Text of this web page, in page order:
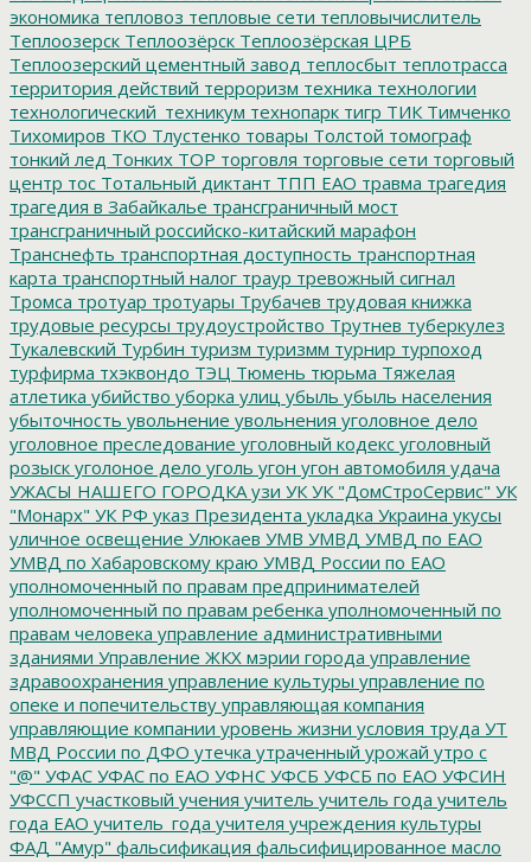
экономика тепловоз тепловые сети тепловычислитель
Теплоозерск Теплоозёрск Теплоозёрская ЦРБ
Теплоозерский цементный завод теплосбыт теплотрасса
территория действий терроризм техника технологии
технологический_техникум технопарк тигр ТИК Тимченко
Тихомиров ТКО Тлустенко товары Толстой томограф
тонкий лед Тонких ТОР торговля торговые сети торговый
центр тос Тотальный диктант ТПП ЕАО травма трагедия
трагедия в Забайкалье трансграничный мост
трансграничный российско-китайский марафон
Транснефть транспортная доступность транспортная
карта транспортный налог траур тревожный сигнал
Тромса тротуар тротуары Трубачев трудовая книжка
трудовые ресурсы трудоустройство Трутнев туберкулез
Тукалевский Турбин туризм туризмм турнир турпоход
турфирма тхэквондо ТЭЦ Тюмень тюрьма Тяжелая
атлетика убийство уборка улиц убыль убыль населения
убыточность увольнение увольнения уголовное дело
уголовное преследование уголовный кодекс уголовный
розыск уголоное дело уголь угон угон автомобиля удача
УЖАСЫ НАШЕГО ГОРОДКА узи УК УК "ДомСтроСервис" УК
"Монарх" УК РФ указ Президента укладка Украина укусы
уличное освещение Улюкаев УМВ УМВД УМВД по ЕАО
УМВД по Хабаровскому краю УМВД России по ЕАО
уполномоченный по правам предпринимателей
уполномоченный по правам ребенка уполномоченный по
правам человека управление административными
зданиями Управление ЖКХ мэрии города управление
здравоохранения управление культуры управление по
опеке и попечительству управляющая компания
управляющие компании уровень жизни условия труда УТ
МВД России по ДФО утечка утраченный урожай утро с
"@" УФАС УФАС по ЕАО УФНС УФСБ УФСБ по ЕАО УФСИН
УФССП участковый учения учитель учитель года учитель
года ЕАО учитель_года учителя учреждения культуры
ФАД "Амур" фальсификация фальсифицированное масло